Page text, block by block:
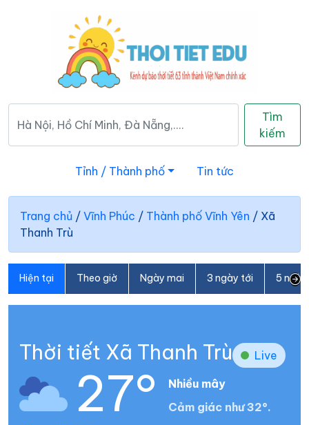
Tìm
kiếm
Tỉnh / Thành phố Tin tức
Trang chủ / Vĩnh Phúc / Thành phố Vĩnh Yên / Xã
Thanh Trù
Hiện tại Theo giờ Ngày mai 3 ngày tới 5
Thời tiết Xã Thanh Trù Live
27°
Nhiều mây
Cảm giác như 32°.